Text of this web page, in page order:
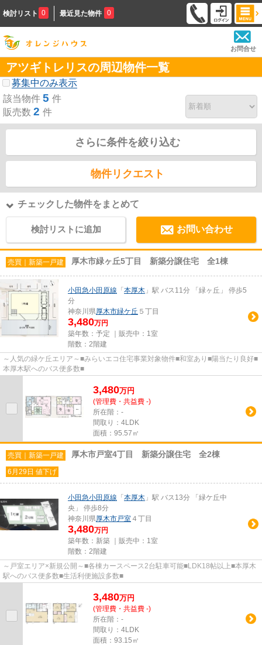
検討リスト 0 最近見た物件 0
お問合せ
アツギトレリスの周辺物件一覧
募集中のみ表示
該当物件 5 件
販売数 2 件
さらに条件を絞り込む
物件リクエスト
チェックした物件をまとめて
検討リストに追加 お問い合わせ
売買｜新築一戸建 厚木市緑ヶ丘5丁目 新築分譲住宅 全1棟
小田急小田原線 「 本厚木 」駅 バス11分 「緑ヶ丘」 停歩5
分
神奈川県厚木市緑ケ丘 ５丁目
3,480万円
築年数：予定 ｜販売中： 1室
階数：2階建
～人気の緑ケ丘エリア～■みらいエコ住宅事業対象物件■和室あり■陽当たり良好■
本厚木駅へのバス便多数■
3,480万円
(管理費・共益費 -)
所在階：-
間取り：4LDK
面積：95.57㎡
売買｜新築一戸建 厚木市戸室4丁目 新築分譲住宅 全2棟
6月29日 値下げ
小田急小田原線 「 本厚木 」駅 バス13分 「緑ケ丘中
央」 停歩8分
神奈川県厚木市戸室 ４丁目
3,480万円
築年数：新築 ｜販売中： 1室
階数：2階建
～戸室エリア×新規公開～■各棟カースペース2台駐車可能■LDK18帖以上■本厚木
駅へのバス便多数■生活利便施設多数■
3,480万円
(管理費・共益費 -)
所在階：-
間取り：4LDK
面積：93.15㎡